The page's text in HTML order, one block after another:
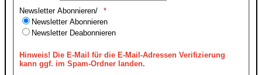
Newsletter Abonnieren/
Newsletter Abonnieren
Newsletter Deabonnieren
Hinweis! Die E-Mail für die E-Mail-Adressen Verifizierung
kann ggf. im Spam-Ordner landen.